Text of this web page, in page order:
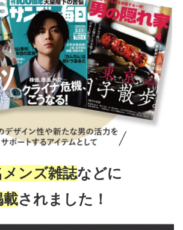
メンズ雑誌などに
載されました！